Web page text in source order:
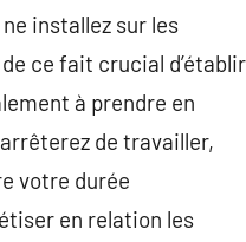
installez sur les
ce fait crucial d’établir
à prendre en
de travailler,
votre durée
en relation les